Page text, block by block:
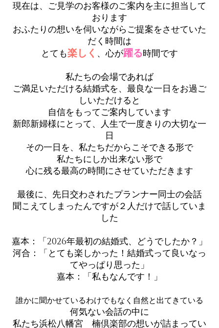
現在は、ご見学のお客様のご案内を主に担当して
おります
おふたりの想いを伺いながらご提案をさせていた
だく時間は
とても楽しく 、心が躍る時間です
私たちの会場であれば
ご満足いただける結婚式を、最良な一日をお過ご
しいただけると
自信をもってご案内しています
新郎新婦様にとって、人生で一度きりの大切な一
日
その一日を、私たちだからこそできる形で
私たちにしか出来ない形で
心に残る最高の時間にさせていただきます
最後に、先日交わされたプランナー同士の会話
聞こえてしまったんですが２人だけで話していま
した
嘉本：「2026年最初の結婚式、どうでしたか？」
河合：「とても楽しかった！結婚式って良いなっ
てやっぱり思った」
嘉本：「私もなんです！」
誰かに聞かせているわけでもなく自然と出てきている
何気ない会話の中に
私たち浜松八幡宮　楠倶楽部の想いが詰まってい